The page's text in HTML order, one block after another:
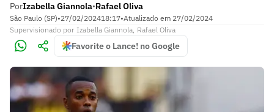
PorIzabella Giannola•Rafael Oliva
São Paulo (SP)•27/02/202418:17•Atualizado em 27/02/2024
Supervisionado por Izabella Giannola, Rafael Oliva
Favorite o Lance! no Google